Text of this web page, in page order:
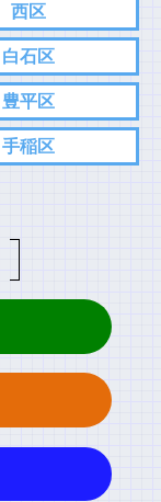
西区
白石区
豊平区
手稲区